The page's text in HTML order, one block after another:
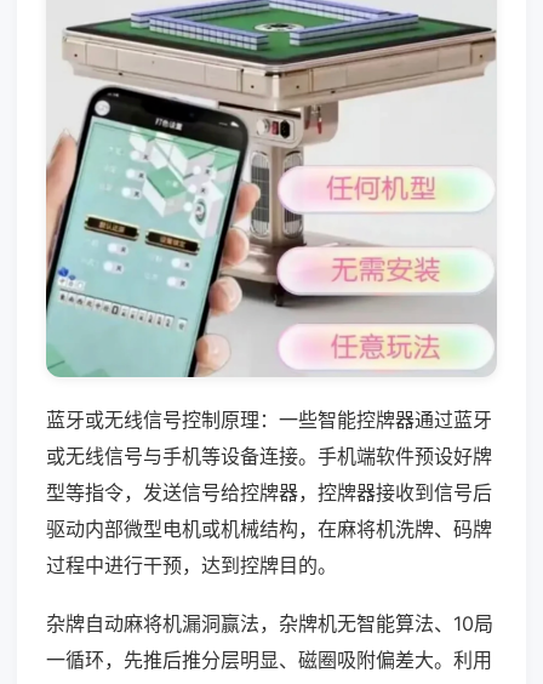
蓝牙或无线信号控制原理：一些智能控牌器通过蓝牙
或无线信号与手机等设备连接。手机端软件预设好牌
型等指令，发送信号给控牌器，控牌器接收到信号后
驱动内部微型电机或机械结构，在麻将机洗牌、码牌
过程中进行干预，达到控牌目的。
杂牌自动麻将机漏洞赢法，杂牌机无智能算法、10局
一循环，先推后推分层明显、磁圈吸附偏差大。利用